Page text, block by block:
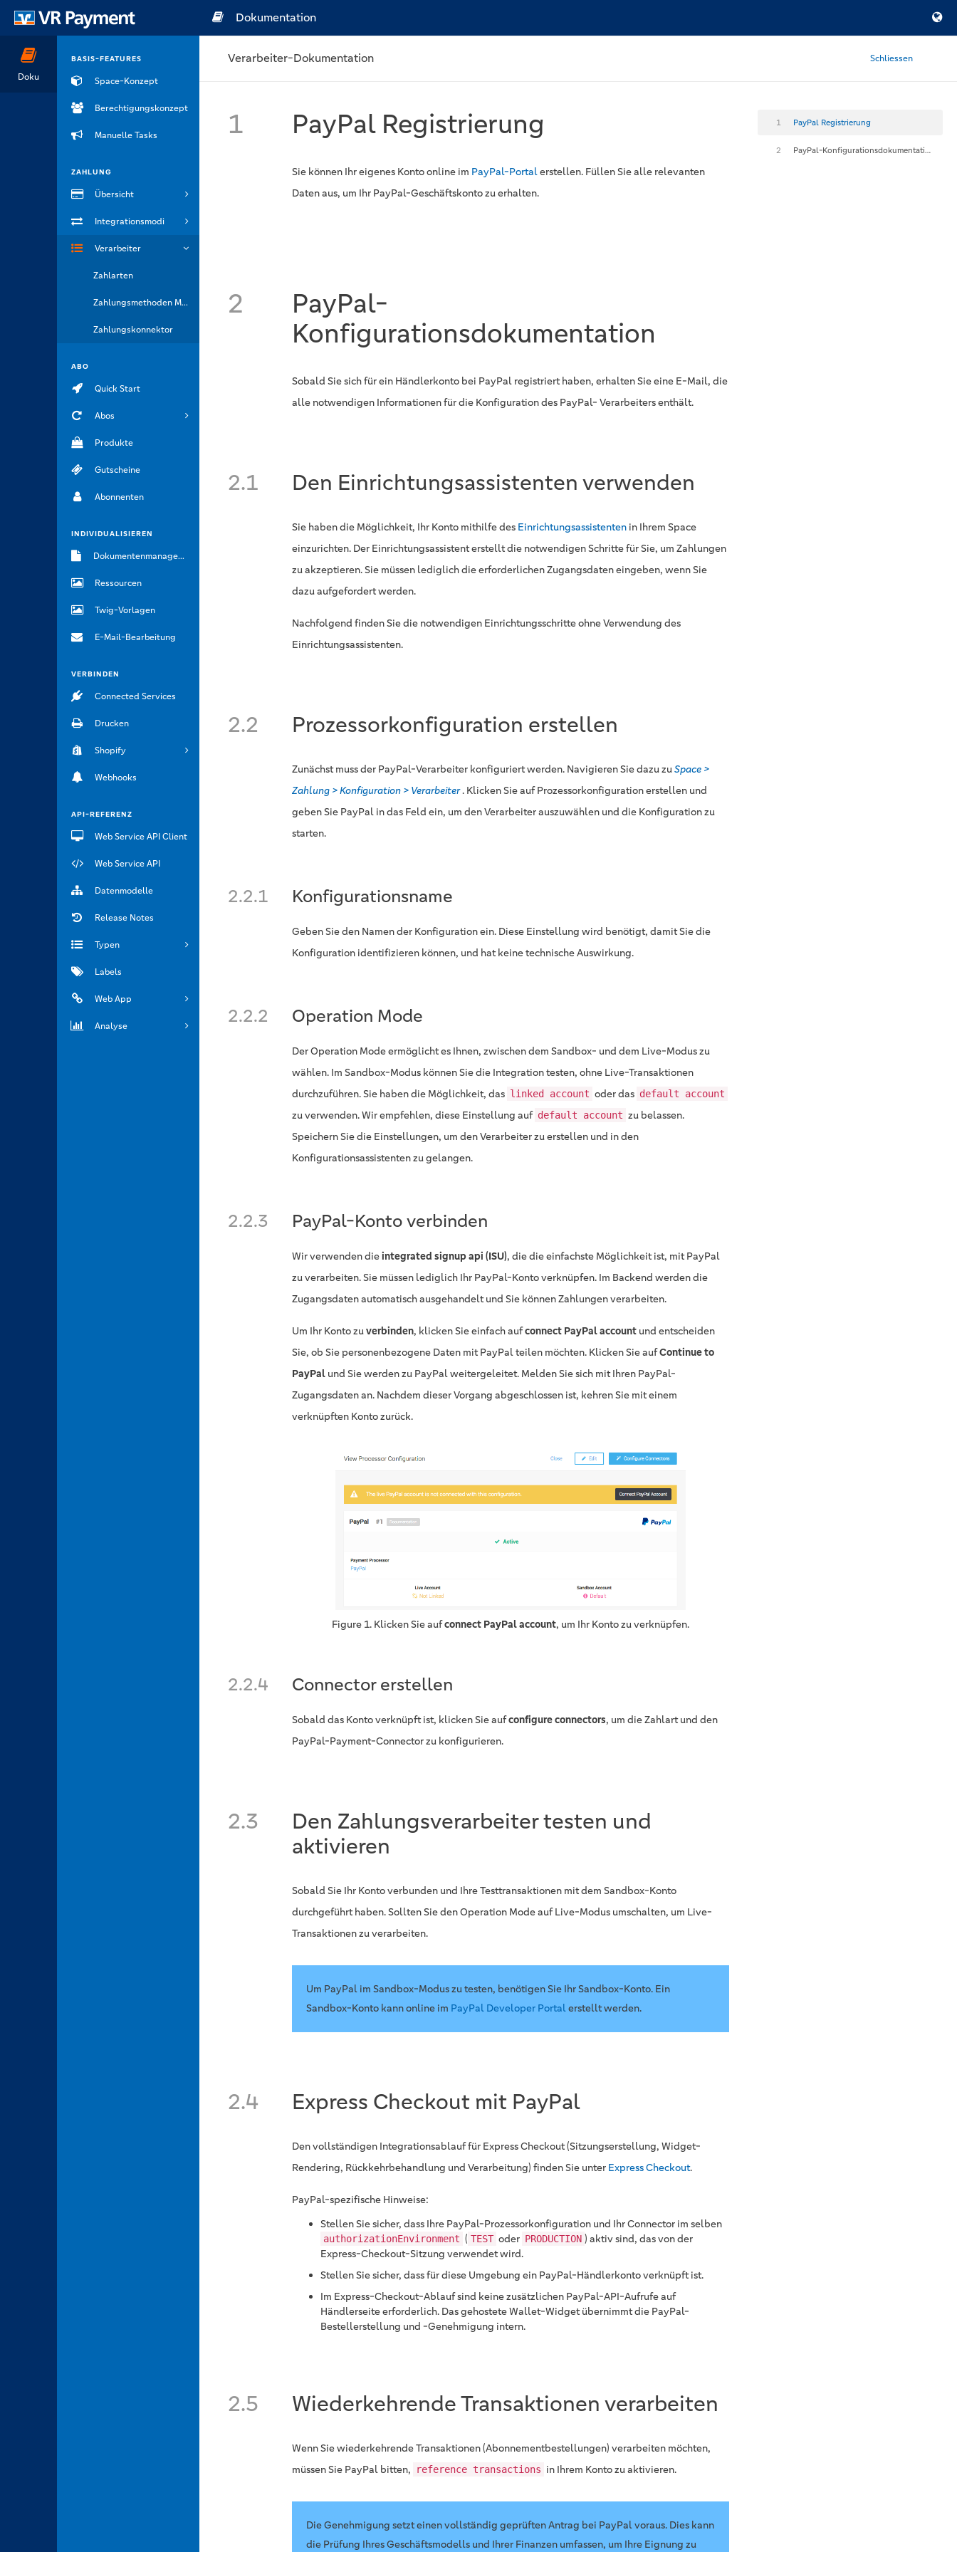
Doku
BASIS-FEATURES
Space-Konzept
Berechtigungskonzept
Manuelle Tasks
ZAHLUNG
Übersicht
Integrationsmodi
Verarbeiter
Zahlarten
Zahlungsmethoden Marken
Zahlungskonnektor
ABO
Quick Start
Abos
Produkte
Gutscheine
Abonnenten
INDIVIDUALISIEREN
Dokumentenmanagement
Ressourcen
Twig-Vorlagen
E-Mail-Bearbeitung
VERBINDEN
Connected Services
Drucken
Shopify
Webhooks
API-REFERENZ
Web Service API Client
Web Service API
Datenmodelle
Release Notes
Typen
Labels
Web App
Analyse
Dokumentation
Verarbeiter-Dokumentation Schliessen
1 PayPal Registrierung
Sie können Ihr eigenes Konto online im PayPal-Portalerstellen. Füllen Sie alle relevanten
Daten aus, um Ihr PayPal-Geschäftskonto zu erhalten.
2
PayPal-
Konfigurationsdokumentation
Sobald Sie sich für ein Händlerkonto bei PayPal registriert haben, erhalten Sie eine E-Mail, die
alle notwendigen Informationen für die Konfiguration des PayPal- Verarbeiters enthält.
2.1 Den Einrichtungsassistenten verwenden
Sie haben die Möglichkeit, Ihr Konto mithilfe des Einrichtungsassistenten in Ihrem Space
einzurichten. Der Einrichtungsassistent erstellt die notwendigen Schritte für Sie, um Zahlungen
zu akzeptieren. Sie müssen lediglich die erforderlichen Zugangsdaten eingeben, wenn Sie
dazu aufgefordert werden.
Nachfolgend finden Sie die notwendigen Einrichtungsschritte ohne Verwendung des
Einrichtungsassistenten.
2.2 Prozessorkonfiguration erstellen
Zunächst muss der PayPal-Verarbeiter konfiguriert werden. Navigieren Sie dazu zuSpace >
Zahlung > Konfiguration > Verarbeiter. Klicken Sie auf Prozessorkonfiguration erstellen und
geben Sie PayPal in das Feld ein, um den Verarbeiter auszuwählen und die Konfiguration zu
starten.
2.2.1 Konfigurationsname
Geben Sie den Namen der Konfiguration ein. Diese Einstellung wird benötigt, damit Sie die
Konfiguration identifizieren können, und hat keine technische Auswirkung.
2.2.2 Operation Mode
Der Operation Mode ermöglicht es Ihnen, zwischen dem Sandbox- und dem Live-Modus zu
wählen. Im Sandbox-Modus können Sie die Integration testen, ohne Live-Transaktionen
durchzuführen. Sie haben die Möglichkeit, das linked account oder das default account
zu verwenden. Wir empfehlen, diese Einstellung auf default account zu belassen.
Speichern Sie die Einstellungen, um den Verarbeiter zu erstellen und in den
Konfigurationsassistenten zu gelangen.
2.2.3 PayPal-Konto verbinden
Wir verwenden dieintegrated signup api (ISU), die die einfachste Möglichkeit ist, mit PayPal
zu verarbeiten. Sie müssen lediglich Ihr PayPal-Konto verknüpfen. Im Backend werden die
Zugangsdaten automatisch ausgehandelt und Sie können Zahlungen verarbeiten.
Um Ihr Konto zuverbinden, klicken Sie einfach aufconnect PayPal account und entscheiden
Sie, ob Sie personenbezogene Daten mit PayPal teilen möchten. Klicken Sie aufContinue to
PayPal und Sie werden zu PayPal weitergeleitet. Melden Sie sich mit Ihren PayPal-
Zugangsdaten an. Nachdem dieser Vorgang abgeschlossen ist, kehren Sie mit einem
verknüpften Konto zurück.
Figure 1. Klicken Sie aufconnect PayPal account, um Ihr Konto zu verknüpfen.
2.2.4 Connector erstellen
Sobald das Konto verknüpft ist, klicken Sie aufconfigure connectors, um die Zahlart und den
PayPal-Payment-Connector zu konfigurieren.
2.3
Den Zahlungsverarbeiter testen und
aktivieren
Sobald Sie Ihr Konto verbunden und Ihre Testtransaktionen mit dem Sandbox-Konto
durchgeführt haben. Sollten Sie den Operation Mode auf Live-Modus umschalten, um Live-
Transaktionen zu verarbeiten.
Um PayPal im Sandbox-Modus zu testen, benötigen Sie Ihr Sandbox-Konto. Ein
Sandbox-Konto kann online im PayPal Developer Portalerstellt werden.
2.4 Express Checkout mit PayPal
Den vollständigen Integrationsablauf für Express Checkout (Sitzungserstellung, Widget-
Rendering, Rückkehrbehandlung und Verarbeitung) finden Sie unter Express Checkout.
PayPal-spezifische Hinweise:
Stellen Sie sicher, dass Ihre PayPal-Prozessorkonfiguration und Ihr Connector im selben
authorizationEnvironment ( TEST oder PRODUCTION ) aktiv sind, das von der
Express-Checkout-Sitzung verwendet wird.
Stellen Sie sicher, dass für diese Umgebung ein PayPal-Händlerkonto verknüpft ist.
Im Express-Checkout-Ablauf sind keine zusätzlichen PayPal-API-Aufrufe auf
Händlerseite erforderlich. Das gehostete Wallet-Widget übernimmt die PayPal-
Bestellerstellung und -Genehmigung intern.
2.5 Wiederkehrende Transaktionen verarbeiten
Wenn Sie wiederkehrende Transaktionen (Abonnementbestellungen) verarbeiten möchten,
müssen Sie PayPal bitten,
reference transactions in Ihrem Konto zu aktivieren.
Die Genehmigung setzt einen vollständig geprüften Antrag bei PayPal voraus. Dies kann
die Prüfung Ihres Geschäftsmodells und Ihrer Finanzen umfassen, um Ihre Eignung zu
1 PayPal Registrierung
2 PayPal-Konfigurationsdokumentation